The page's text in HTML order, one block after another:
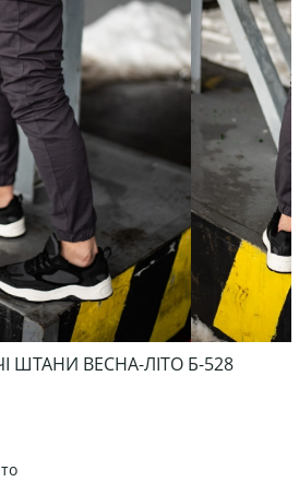
ШТАНИ ВЕСНА-ЛІТО Б-528